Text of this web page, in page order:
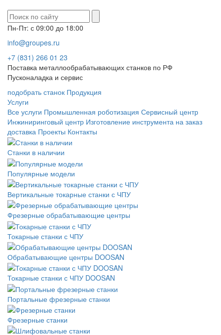
Пн-Пт: с 09:00 до 18:00
info@groupes.ru
+7 (831) 266 01 23
Поставка металлообрабатывающих станков по РФ
Пусконаладка и сервис
подобрать станок Продукция
Услуги
Все услуги Промышленная роботизация Сервисный центр
Инжиниринговый центр Изготовление инструмента на заказ
доставка Проекты Контакты
Станки в наличии
Популярные модели
Вертикальные токарные станки с ЧПУ
Фрезерные обрабатывающие центры
Токарные станки с ЧПУ
Обрабатывающие центры DOOSAN
Токарные станки с ЧПУ DOOSAN
Портальные фрезерные станки
Фрезерные станки